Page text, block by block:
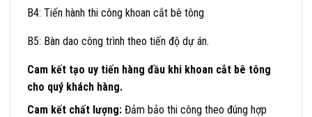
B4: Tiến hành thi công khoan cắt bê tông
B5: Bàn dao công trình theo tiến độ dự án.
Cam kết tạo uy tiến hàng đầu khi khoan cắt bê tông
cho quý khách hàng.
Cam kết chất lượng: Đảm bảo thi công theo đúng hợp